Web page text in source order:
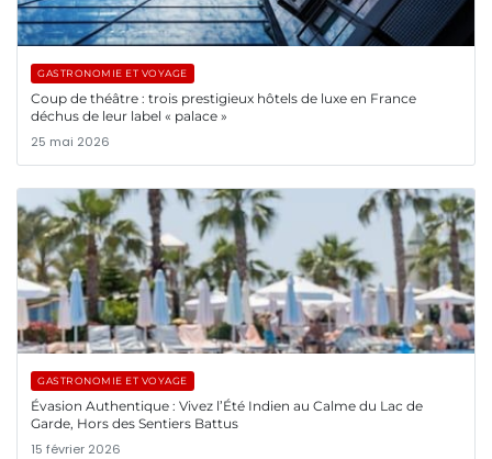
GASTRONOMIE ET VOYAGE
Coup de théâtre : trois prestigieux hôtels de luxe en France
déchus de leur label « palace »
25 mai 2026
GASTRONOMIE ET VOYAGE
Évasion Authentique : Vivez l’Été Indien au Calme du Lac de
Garde, Hors des Sentiers Battus
15 février 2026